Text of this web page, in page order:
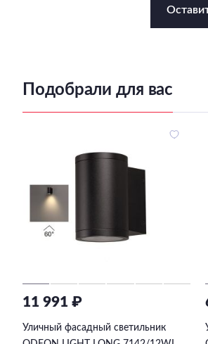
Подобрали для вас
11 991 ₽
Уличный фасадный светильник